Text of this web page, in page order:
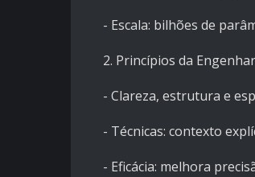
- Escala: bilhões de
2. Princípios da
- Clareza, estrutura e
- Técnicas: contexto
- Eficácia: melhora